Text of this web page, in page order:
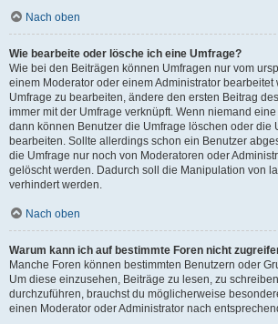
Nach oben
Wie bearbeite oder lösche ich eine Umfrage?
Wie bei den Beiträgen können Umfragen nur vom
einem Moderator oder einem Administrator bearbeitet
Umfrage zu bearbeiten, ändere den ersten Beitrag
immer mit der Umfrage verknüpft. Wenn niemand
dann können Benutzer die Umfrage löschen oder die
bearbeiten. Sollte allerdings schon ein Benutzer
die Umfrage nur noch von Moderatoren oder
gelöscht werden. Dadurch soll die Manipulation von
verhindert werden.
Nach oben
Warum kann ich auf bestimmte Foren nicht
Manche Foren können bestimmten Benutzern oder
Um diese einzusehen, Beiträge zu lesen, zu
durchzuführen, brauchst du möglicherweise
einen Moderator oder Administrator nach